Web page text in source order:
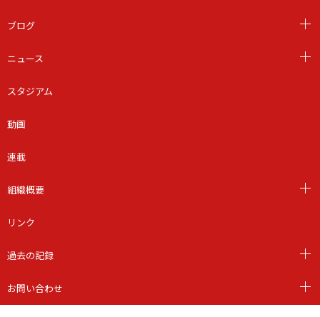
ブログ
ニュース
スタジアム
動画
連載
組織概要
リンク
過去の記録
お問い合わせ